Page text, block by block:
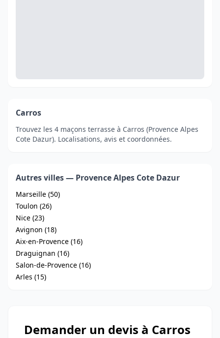
Carros
Trouvez les 4 maçons terrasse à Carros (Provence Alpes
Cote Dazur). Localisations, avis et coordonnées.
Autres villes — Provence Alpes Cote Dazur
Marseille (50)
Toulon (26)
Nice (23)
Avignon (18)
Aix-en-Provence (16)
Draguignan (16)
Salon-de-Provence (16)
Arles (15)
Demander un devis à Carros